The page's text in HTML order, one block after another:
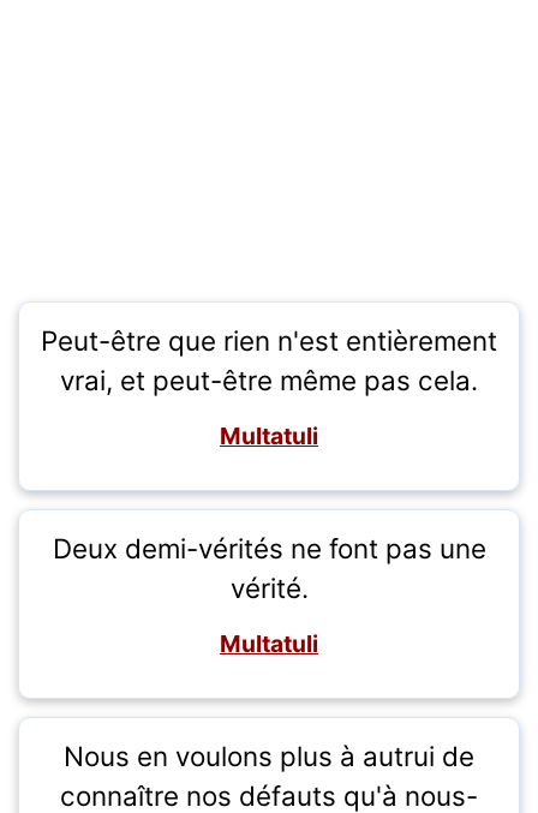
Peut-être que rien n'est entièrement
vrai, et peut-être même pas cela.
Multatuli
Deux demi-vérités ne font pas une
vérité.
Multatuli
Nous en voulons plus à autrui de
connaître nos défauts qu'à nous-